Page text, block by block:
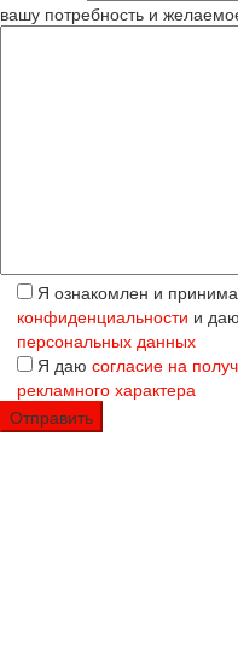
вашу потребность и
Я ознакомлен и
конфиденциальности и даю
персональных данных
Я даю согласие на
рекламного характера